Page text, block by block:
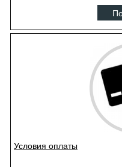
Условия оплаты